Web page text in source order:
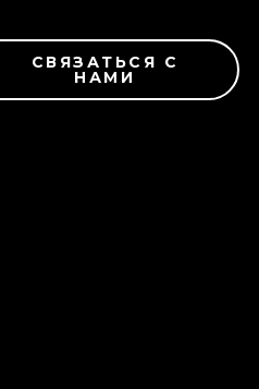
СВЯЗАТЬСЯ С
НАМИ